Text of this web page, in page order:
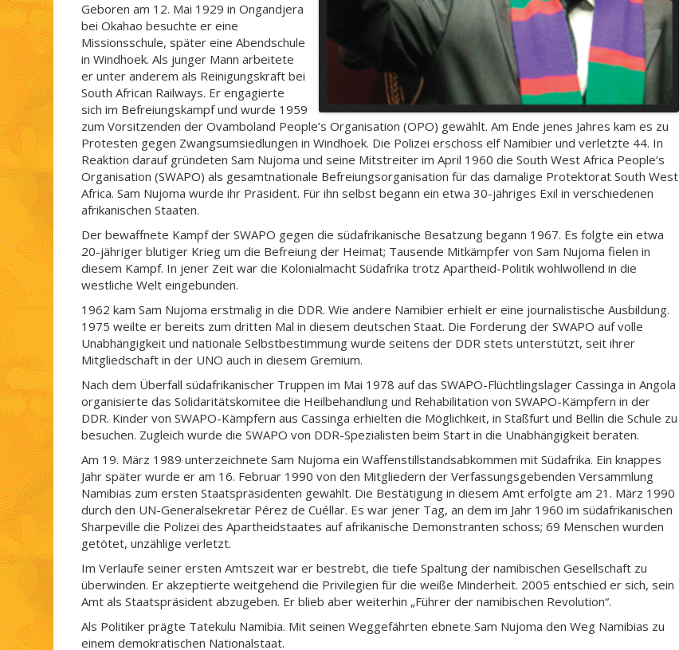
Geboren am 12. Mai 1929 in Ongandjera
bei Okahao besuchte er eine
Missionsschule, später eine Abendschule
in Windhoek. Als junger Mann arbeitete
er unter anderem als Reinigungskraft bei
South African Railways. Er engagierte
sich im Befreiungskampf und wurde 1959
zum Vorsitzenden der Ovamboland People’s Organisation (OPO) gewählt. Am Ende jenes Jahres kam es zu
Protesten gegen Zwangsumsiedlungen in Windhoek. Die Polizei erschoss elf Namibier und verletzte 44. In
Reaktion darauf gründeten Sam Nujoma und seine Mitstreiter im April 1960 die South West Africa People’s
Organisation (SWAPO) als gesamtnationale Befreiungsorganisation für das damalige Protektorat South West
Africa. Sam Nujoma wurde ihr Präsident. Für ihn selbst begann ein etwa 30-jähriges Exil in verschiedenen
afrikanischen Staaten.
Der bewaffnete Kampf der SWAPO gegen die südafrikanische Besatzung begann 1967. Es folgte ein etwa
20-jähriger blutiger Krieg um die Befreiung der Heimat; Tausende Mitkämpfer von Sam Nujoma fielen in
diesem Kampf. In jener Zeit war die Kolonialmacht Südafrika trotz Apartheid-Politik wohlwollend in die
westliche Welt eingebunden.
1962 kam Sam Nujoma erstmalig in die DDR. Wie andere Namibier erhielt er eine journalistische Ausbildung.
1975 weilte er bereits zum dritten Mal in diesem deutschen Staat. Die Forderung der SWAPO auf volle
Unabhängigkeit und nationale Selbstbestimmung wurde seitens der DDR stets unterstützt, seit ihrer
Mitgliedschaft in der UNO auch in diesem Gremium.
Nach dem Überfall südafrikanischer Truppen im Mai 1978 auf das SWAPO-Flüchtlingslager Cassinga in Angola
organisierte das Solidaritätskomitee die Heilbehandlung und Rehabilitation von SWAPO-Kämpfern in der
DDR. Kinder von SWAPO-Kämpfern aus Cassinga erhielten die Möglichkeit, in Staßfurt und Bellin die Schule zu
besuchen. Zugleich wurde die SWAPO von DDR-Spezialisten beim Start in die Unabhängigkeit beraten.
Am 19. März 1989 unterzeichnete Sam Nujoma ein Waffenstillstandsabkommen mit Südafrika. Ein knappes
Jahr später wurde er am 16. Februar 1990 von den Mitgliedern der Verfassungsgebenden Versammlung
Namibias zum ersten Staatspräsidenten gewählt. Die Bestätigung in diesem Amt erfolgte am 21. März 1990
durch den UN-Generalsekretär Pérez de Cuéllar. Es war jener Tag, an dem im Jahr 1960 im südafrikanischen
Sharpeville die Polizei des Apartheidstaates auf afrikanische Demonstranten schoss; 69 Menschen wurden
getötet, unzählige verletzt.
Im Verlaufe seiner ersten Amtszeit war er bestrebt, die tiefe Spaltung der namibischen Gesellschaft zu
überwinden. Er akzeptierte weitgehend die Privilegien für die weiße Minderheit. 2005 entschied er sich, sein
Amt als Staatspräsident abzugeben. Er blieb aber weiterhin „Führer der namibischen Revolution“.
Als Politiker prägte Tatekulu Namibia. Mit seinen Weggefährten ebnete Sam Nujoma den Weg Namibias zu
einem demokratischen Nationalstaat.